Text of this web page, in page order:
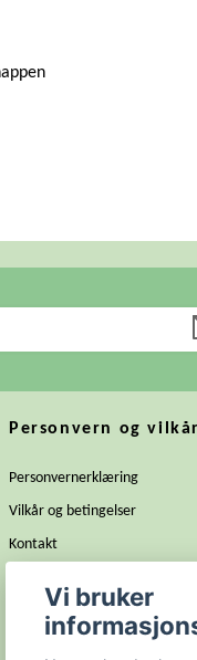
Personvern og vilkår
Personvernerklæring
Vilkår og betingelser
Kontakt
Dugnad til din klasse, lag eller
russegruppe
Vi bruker